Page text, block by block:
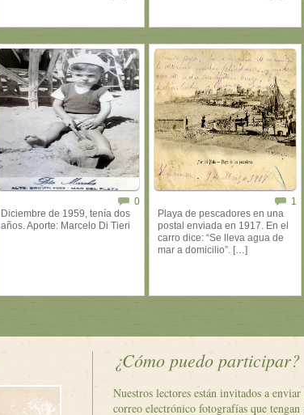
0
Diciembre de 1959, tenía dos
años. Aporte: Marcelo Di Tieri
1
Playa de pescadores en una
postal enviada en 1917. En el
carro dice: “Se lleva agua de
mar a domicilio”. […]
¿Cómo puedo participar?
Nuestros lectores están invitados a
correo electrónico fotografías que tengan